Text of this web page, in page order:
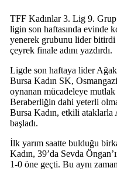
TFF Kadınlar 3. Lig 9.
ligin son haftasında evinde
yenerek grubunu lider
çeyrek finale adını yazdırdı.
Ligde son haftaya lider
Bursa Kadın SK,
oynanan mücadeleye mutlak
Beraberliğin dahi yeterli
Bursa Kadın, etkili ataklarla
başladı.
İlk yarım saatte bulduğu
Kadın, 39’da Sevda
1-0 öne geçti. Bu aynı